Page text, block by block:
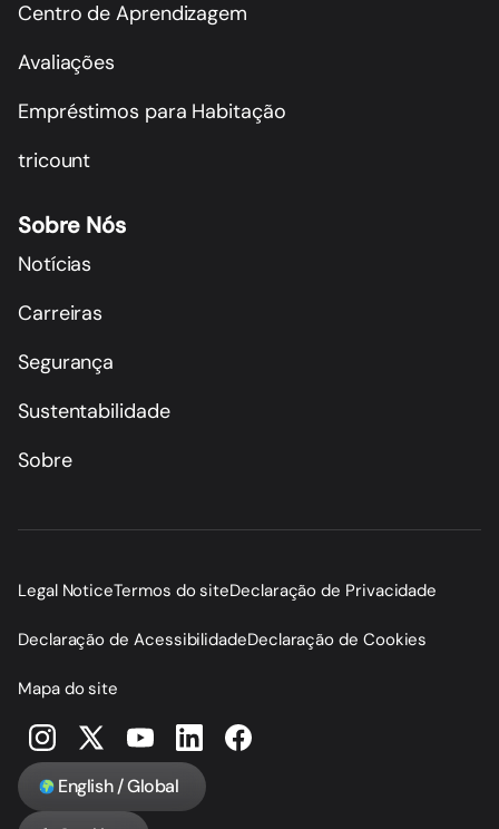
Centro de Aprendizagem
Avaliações
Empréstimos para Habitação
tricount
Sobre Nós
Notícias
Carreiras
Segurança
Sustentabilidade
Sobre
Legal NoticeTermos do siteDeclaração de Privacidade
Declaração de AcessibilidadeDeclaração de Cookies
Mapa do site
English / Global